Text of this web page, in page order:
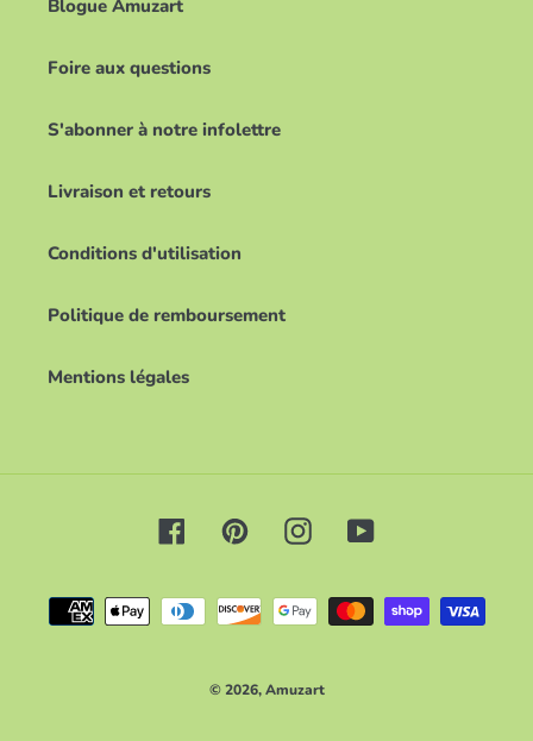
Blogue Amuzart
Foire aux questions
S'abonner à notre infolettre
Livraison et retours
Conditions d'utilisation
Politique de remboursement
Mentions légales
FacebookPinterestInstagramYouTube
Moyens
de
© 2026,Amuzart